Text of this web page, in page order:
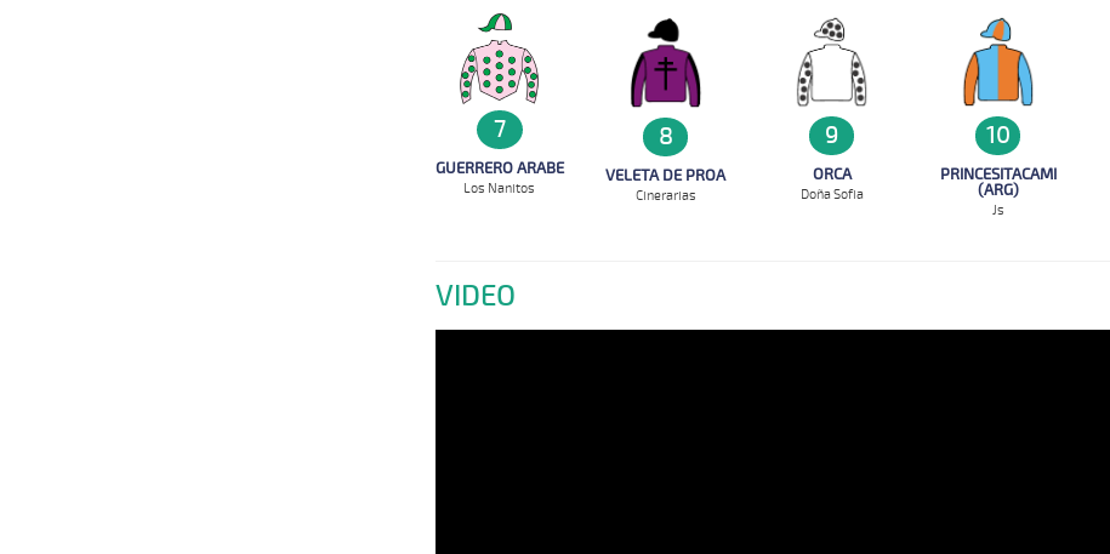
7
GUERRERO ARABE
Los Nanitos
8
VELETA DE PROA
Cinerarias
9
ORCA
Doña Sofia
10
PRINCESITACAMI
(ARG)
Js
VIDEO